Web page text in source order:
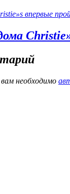
необходимо